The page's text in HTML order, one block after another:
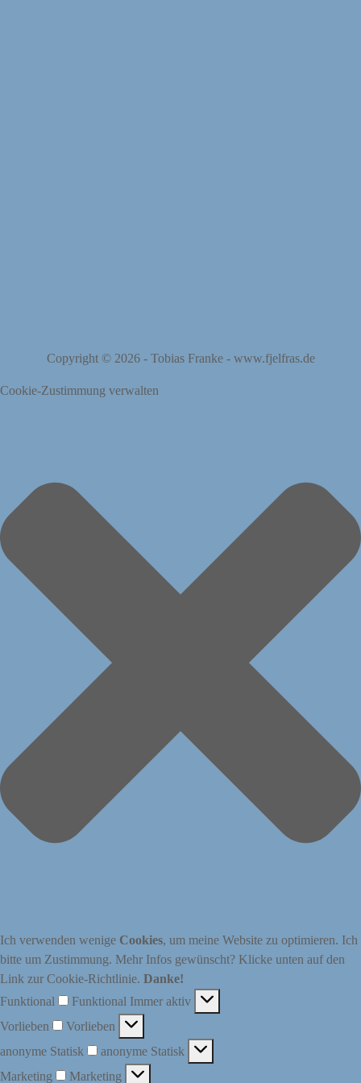
Copyright © 2026 - Tobias Franke- www.fjelfras.de
Cookie-Zustimmung verwalten
Ich verwenden wenige Cookies, um meine Website zu optimieren. Ich
bitte um Zustimmung. Mehr Infos gewünscht? Klicke unten auf den
Link zur Cookie-Richtlinie. Danke!
Funktional
Funktional Immer aktiv
Vorlieben
Vorlieben
anonyme Statisk
anonyme Statisk
Marketing
Marketing